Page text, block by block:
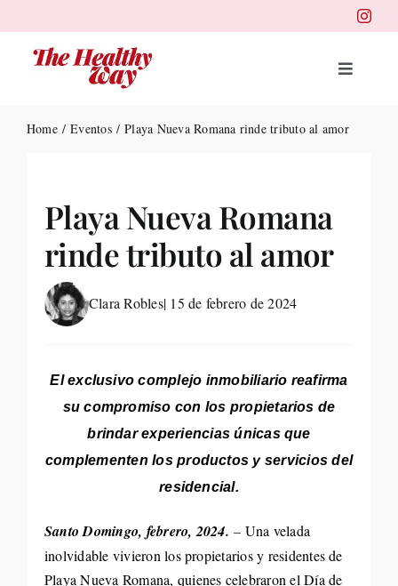
to
content
Toggle
Home Eventos Playa Nueva Romana rinde tributo al amor
Playa Nueva Romana
rinde tributo al amor
Clara Robles| 15 de febrero de 2024
El exclusivo complejo inmobiliario reafirma
su compromiso con los propietarios de
brindar experiencias únicas que
complementen los productos y servicios del
residencial.
Santo Domingo, febrero, 2024. – Una velada
inolvidable vivieron los propietarios y residentes de
Playa Nueva Romana, quienes celebraron el Día de